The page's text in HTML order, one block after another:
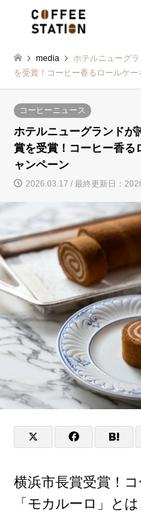
media
ホテルニューグ
を受賞！コーヒー香るロールケ
コーヒーニュース
ホテルニューグランドが
賞を受賞！コーヒー香る
ャンペーン
2026.03.17 / 最終更新日：
横浜市長賞受賞！
「モカルーロ」とは